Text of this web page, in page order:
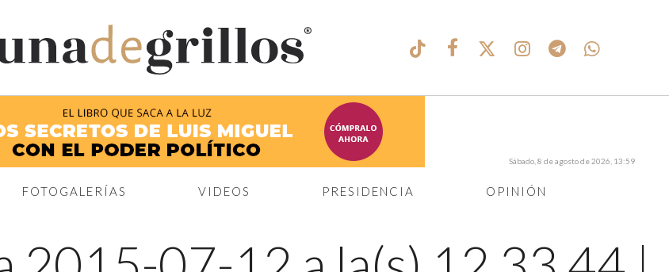
®
FOTOGALERÍAS VIDEOS PRESIDENCIA OPINIÓN
Sábado, 8 de agosto de 2026, 13:59